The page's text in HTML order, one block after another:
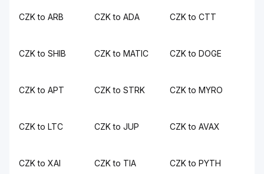
CZK to ARB CZK to ADA CZK to CTT
CZK to SHIB CZK to MATIC CZK to DOGE
CZK to APT CZK to STRK CZK to MYRO
CZK to LTC CZK to JUP CZK to AVAX
CZK to XAI CZK to TIA CZK to PYTH